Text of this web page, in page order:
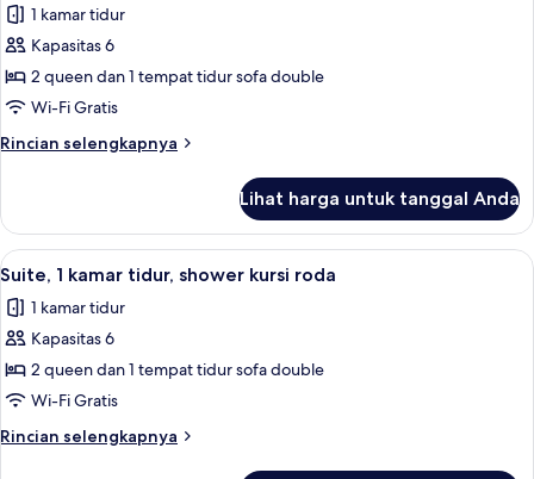
difabel
rungu
foto
untuk
Suite,
1
kamar
tidur,
difabel
1 kamar tidur
Kapasitas 6
2 queen dan 1 tempat tidur sofa double
Wi-Fi Gratis
Rincian selengkapnya
Rincian
Suite,
kamar
bathtub
difabel
Lihat harga untuk tanggal Anda
Lihat
semua
foto
untuk
Suite,
1
kamar
tidur,
Seprai premium, meja kerja, dan
7
Suite, 1 kamar tidur, shower kursi roda
1 kamar tidur
Kapasitas 6
2 queen dan 1 tempat tidur sofa double
Wi-Fi Gratis
Rincian selengkapnya
Rincian